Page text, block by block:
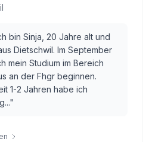
bin Sinja, 20 Jahre alt und
Dietschwil. Im September
mein Studium im Bereich
an der Fhgr beginnen.
1-2 Jahren habe ich
"